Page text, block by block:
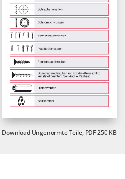
Download Ungenormte Teile, PDF 250 KB